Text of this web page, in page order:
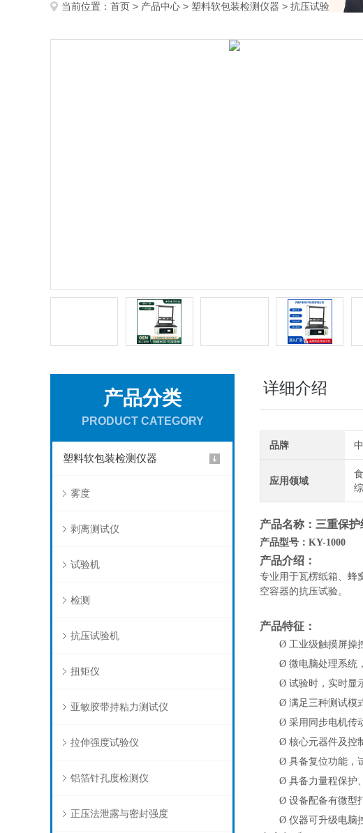
当前位置： 首页 > 产品中心 > 塑料软包装检测仪器 > 抗压试验机 >
产品分类
PRODUCT CATEGORY
塑料软包装检测仪器
雾度
剥离测试仪
试验机
检测
抗压试验机
扭矩仪
亚敏胶带持粘力测试仪
拉伸强度试验仪
铝箔针孔度检测仪
正压法泄露与密封强度
详细介绍
品牌
应用领域
产品名称： 三重保
产品型号： KY-1000
产品介绍：
专业用于瓦楞纸箱、蜂
空容器的抗压试验。
产品特征：
Ø 工业级触摸屏操
Ø 微电脑处理系统
Ø 试验时，实时显
Ø 满足三种测试模
Ø 采用同步电机传
Ø 核心元器件及控
Ø 具备复位功能，
Ø 具备力量程保护
Ø 设备配备有微型
Ø 仪器可升级电脑